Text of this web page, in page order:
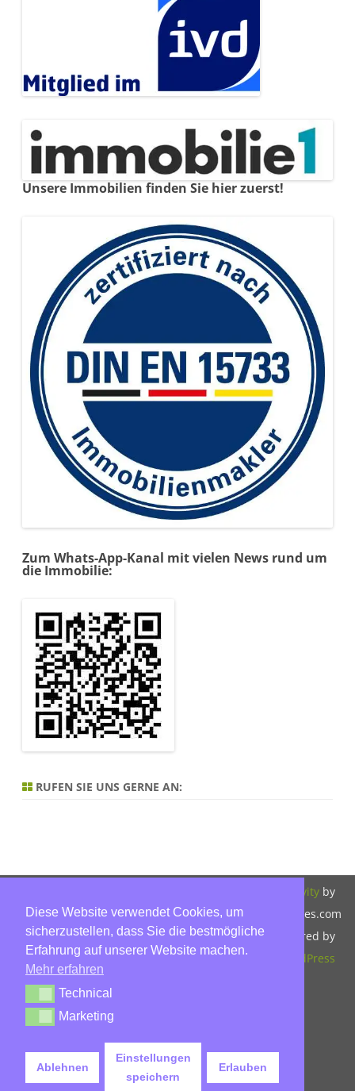
Unsere Immobilien finden Sie hier zuerst!
Zum Whats-App-Kanal mit vielen News rund um
die Immobilie:
RUFEN SIE UNS GERNE AN:
Hinnerk Warter,
Warter-
Immobilien,
Lübeck, Tel: 0451-
30503930, Mobil:
info@warter-
unsere
Datenschutzerklärung.
ZeroGravityby
GalussoThemes.com
Powered by
WordPress
Diese Website verwendet Cookies, um
sicherzustellen, dass Sie die bestmögliche
Erfahrung auf unserer Website machen.
Mehr erfahren
TechnicalTechnical
MarketingMarketing
Ablehnen
Einstellungen
speichern
Erlauben